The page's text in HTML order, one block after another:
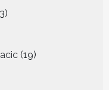
producten
19
producten